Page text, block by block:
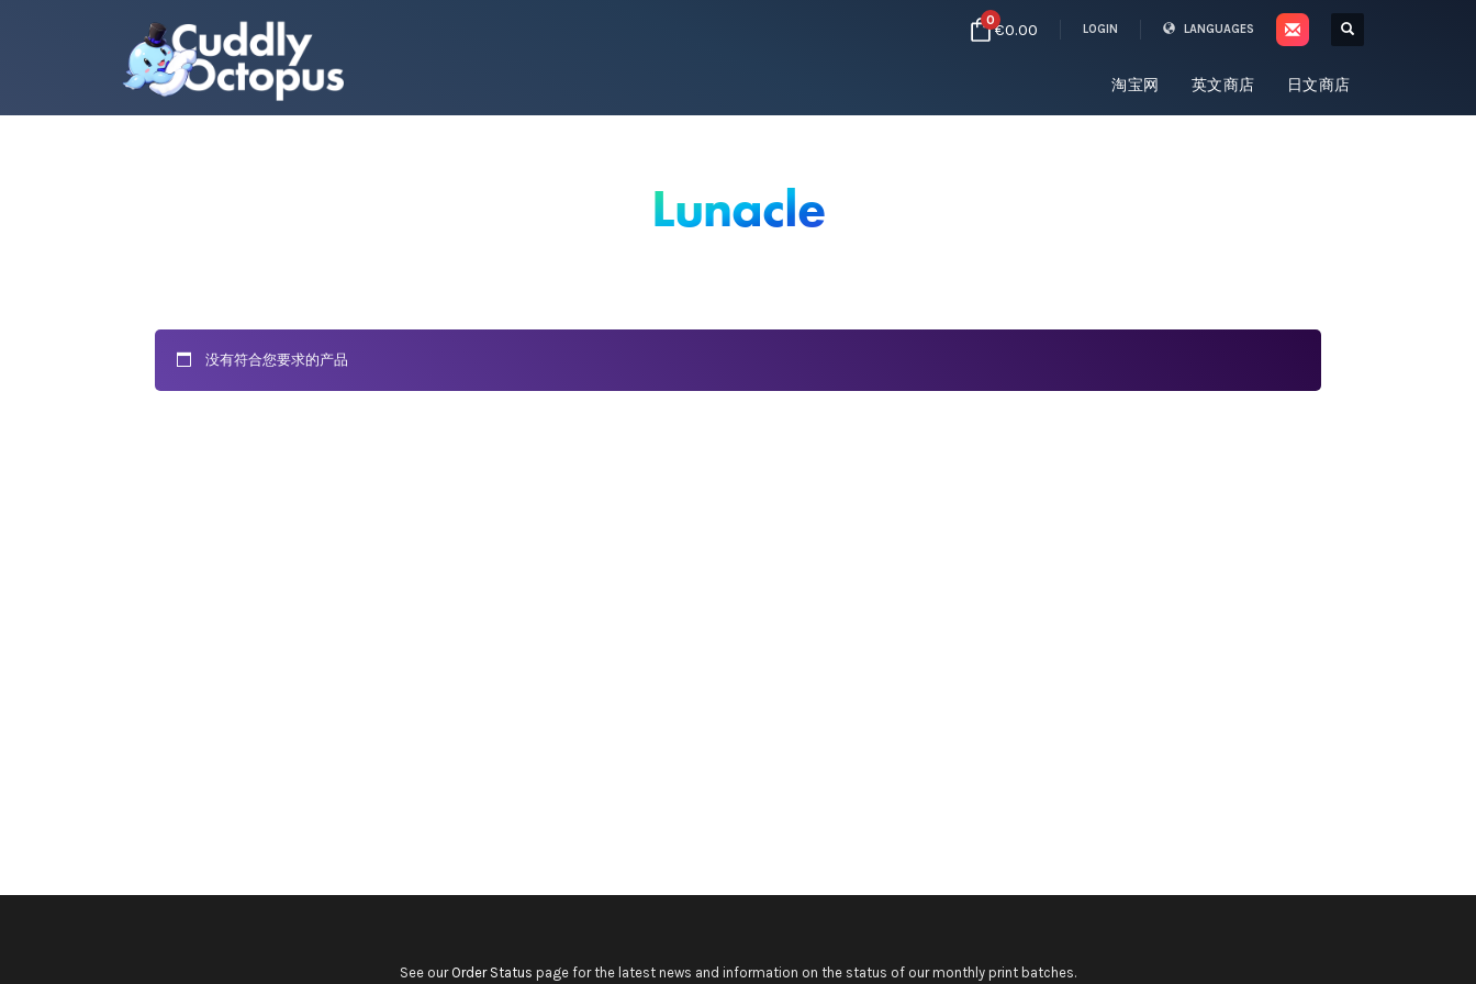
0€0.00 LOGIN LANGUAGES
淘宝网 英文商店 日文商店
Lunacle
没有符合您要求的产品
See our Order Status page for the latest news and information on the status of our monthly print batches.